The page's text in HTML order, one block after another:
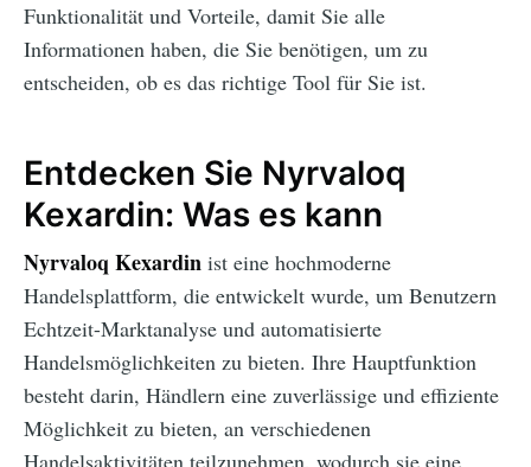
Funktionalität und Vorteile, damit Sie alle
Informationen haben, die Sie benötigen, um zu
entscheiden, ob es das richtige Tool für Sie ist.
Entdecken Sie Nyrvaloq
Kexardin: Was es kann
Nyrvaloq Kexardin ist eine hochmoderne
Handelsplattform, die entwickelt wurde, um Benutzern
Echtzeit-Marktanalyse und automatisierte
Handelsmöglichkeiten zu bieten. Ihre Hauptfunktion
besteht darin, Händlern eine zuverlässige und effiziente
Möglichkeit zu bieten, an verschiedenen